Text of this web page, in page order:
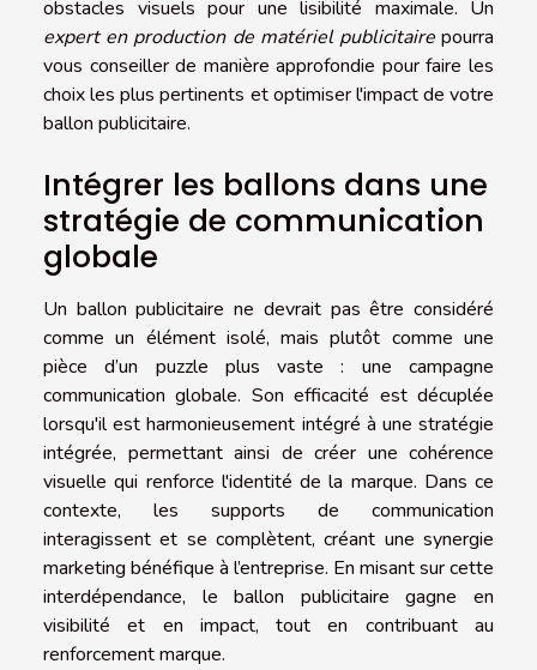
obstacles visuels pour une lisibilité maximale. Un
expert en production de matériel publicitairepourra
vous conseiller de manière approfondie pour faire les
choix les plus pertinents et optimiser l'impact de votre
ballon publicitaire.
Intégrer les ballons dans une
stratégie de communication
globale
Un ballon publicitaire ne devrait pas être considéré
comme un élément isolé, mais plutôt comme une
pièce d’un puzzle plus vaste : une campagne
communication globale. Son efficacité est décuplée
lorsqu'il est harmonieusement intégré à une stratégie
intégrée, permettant ainsi de créer une cohérence
visuelle qui renforce l'identité de la marque. Dans ce
contexte, les supports de communication
interagissent et se complètent, créant une synergie
marketing bénéfique à l’entreprise. En misant sur cette
interdépendance, le ballon publicitaire gagne en
visibilité et en impact, tout en contribuant au
renforcement marque.